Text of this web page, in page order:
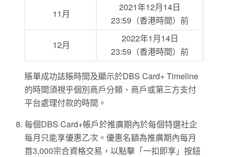
11月
2021年12月14日
23:59（香港時間）前
12月
2022年1月14日
23:59（香港時間）前
賬單成功誌賬時間及顯示於DBS Card+ Timeline
的時間須視乎個別商戶分類、商戶或第三方支付
平台處理付款的時間。
每個DBS Card+帳戶於推廣期內於每個特選社企
每月只能享優惠乙次。優惠名額為推廣期內每月
首3,000宗合資格交易，以點擊「一扣即享」按鈕